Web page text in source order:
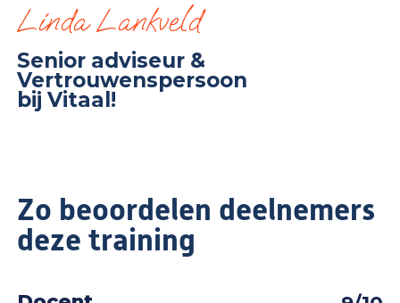
Linda Lankveld
Senior adviseur &
Vertrouwenspersoon
bij Vitaal!
Zo beoordelen deelnemers
deze training